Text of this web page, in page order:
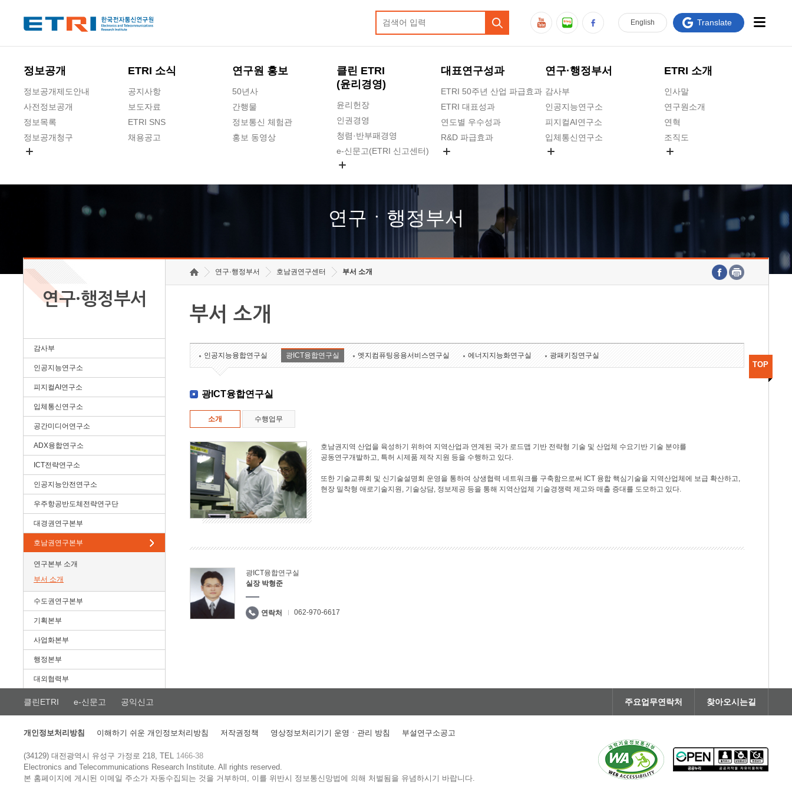
정보공개
정보공개제도안내
사전정보공개
정보목록
정보공개청구
ETRI 소식
공지사항
보도자료
ETRI SNS
채용공고
연구원 홍보
50년사
간행물
정보통신 체험관
홍보 동영상
클린 ETRI
(윤리경영)
윤리헌장
인권경영
청렴·반부패경영
e-신문고(ETRI 신고센터)
고객의소리
수의계약 현황
대표연구성과
ETRI 50주년 산업 파급효과
ETRI 대표성과
연도별 우수성과
R&D 파급효과
연구·행정부서
감사부
인공지능연구소
피지컬AI연구소
입체통신연구소
호남권연구본부
기획본부
ETRI 소개
인사말
연구원소개
연혁
조직도
연구원 고객헌장
주요업무연락처
English Translate
연구ㆍ행정부서
연구·행정부서
감사부
인공지능연구소
피지컬AI연구소
입체통신연구소
공간미디어연구소
ADX융합연구소
ICT전략연구소
인공지능안전연구소
우주항공반도체전략연구단
대경권연구본부
호남권연구본부
연구본부 소개
부서 소개
수도권연구본부
기획본부
사업화본부
행정본부
대외협력부
연구·행정부서 호남권연구센터 부서 소개
부서 소개
인공지능융합연구실 광ICT융합연구실 엣지컴퓨팅응용서비스연구실 에너지지능화연구실 광패키징연구실
광ICT융합연구실
소개 수행업무
호남권지역 산업을 육성하기 위하여 지역산업과 연계된 국가 로드맵 기반 전략형 기술 및 산업체 수요기반 기술 분야를
공동연구개발하고, 특허 시제품 제작 지원 등을 수행하고 있다.
또한 기술교류회 및 신기술설명회 운영을 통하여 상생협력 네트워크를 구축함으로써 ICT 융합 핵심기술을 지역산업체에 보급 확산하고,
현장 밀착형 애로기술지원, 기술상담, 정보제공 등을 통해 지역산업체 기술경쟁력 제고와 매출 증대를 도모하고 있다.
광ICT융합연구실
실장 박형준
연락처 062-970-6617
TOP
클린ETRI e-신문고 공익신고 주요업무연락처 찾아오시는길
개인정보처리방침 이해하기 쉬운 개인정보처리방침 저작권정책 영상정보처리기기 운영ㆍ관리 방침 부설연구소공고
(34129) 대전광역시 유성구 가정로 218, TEL 1466-38
Electronics and Telecommunications Research Institute.All rights reserved.
본 홈페이지에 게시된 이메일 주소가 자동수집되는 것을 거부하며, 이를 위반시 정보통신망법에 의해 처벌됨을 유념하시기 바랍니다.